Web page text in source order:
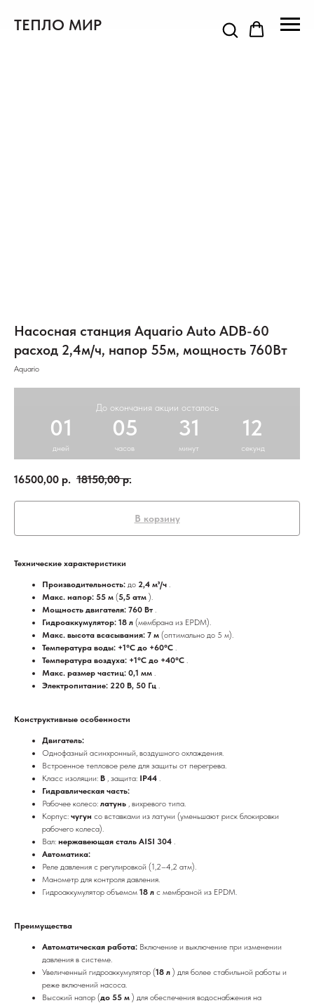
ТЕПЛО МИР
Насосная станция Aquario Auto ADB-60
расход 2,4м/ч, напор 55м, мощность 760Вт
Aquario
До окончания акции осталось
01
дней
05
часов
31
минут
11
секунд
16500,00 р. 18150,00 р.
В корзину
Технические характеристики
Производительность: до 2,4 м³/ч .
Макс. напор: 55 м (5,5 атм ).
Мощность двигателя: 760 Вт .
Гидроаккумулятор: 18 л (мембрана из EPDM).
Макс. высота всасывания: 7 м (оптимально до 5 м).
Температура воды: +1°C до +60°C .
Температура воздуха: +1°C до +40°C .
Макс. размер частиц: 0,1 мм .
Электропитание: 220 В, 50 Гц .
Конструктивные особенности
Двигатель:
Однофазный асинхронный, воздушного охлаждения.
Встроенное тепловое реле для защиты от перегрева.
Класс изоляции: B , защита: IP44 .
Гидравлическая часть:
Рабочее колесо: латунь , вихревого типа.
Корпус: чугун со вставками из латуни (уменьшают риск блокировки
рабочего колеса).
Вал: нержавеющая сталь AISI 304 .
Автоматика:
Реле давления с регулировкой (1,2–4,2 атм).
Манометр для контроля давления.
Гидроаккумулятор объемом 18 л с мембраной из EPDM.
Преимущества
Автоматическая работа: Включение и выключение при изменении
давления в системе.
Увеличенный гидроаккумулятор (18 л ) для более стабильной работы и
реже включений насоса.
Высокий напор (до 55 м ) для обеспечения водоснабжения на